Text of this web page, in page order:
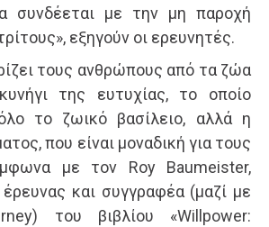
συνδέεται με την μη παροχή
εξηγούν οι ερευνητές.
τους ανθρώπους από τα ζώα
της ευτυχίας, το οποίο
το ζωικό βασίλειο, αλλά η
που είναι μοναδική για τους
με τον Roy Baumeister,
και συγγραφέα (μαζί με
του βιβλίου «Willpower: